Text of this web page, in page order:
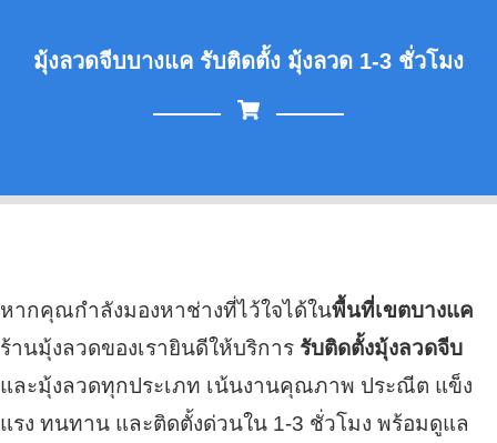
มุ้งลวดจีบบางแค รับติดตั้ง มุ้งลวด 1-3 ชั่วโมง
หากคุณกำลังมองหาช่างที่ไว้ใจได้ในพื้นที่เขตบางแค
ร้านมุ้งลวดของเรายินดีให้บริการ รับติดตั้งมุ้งลวดจีบ
และมุ้งลวดทุกประเภท เน้นงานคุณภาพ ประณีต แข็ง
แรง ทนทาน และติดตั้งด่วนใน 1-3 ชั่วโมง พร้อมดูแล